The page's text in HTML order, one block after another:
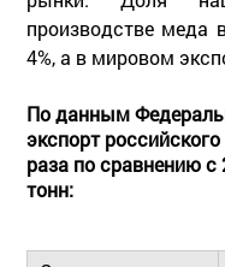
производстве меда
4%, а в мировом
По данным
экспорт
раза по сравнению с
тонн: